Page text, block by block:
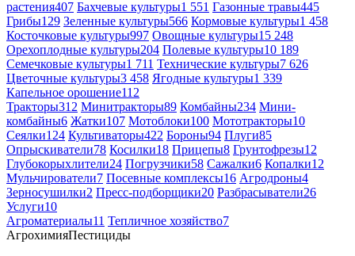
растения407 Бахчевые культуры1 551 Газонные травы445
Грибы129 Зеленные культуры566 Кормовые культуры1 458
Косточковые культуры997 Овощные культуры15 248
Орехоплодные культуры204 Полевые культуры10 189
Семечковые культуры1 711 Технические культуры7 626
Цветочные культуры3 458 Ягодные культуры1 339
Капельное орошение112
Тракторы312 Минитракторы89 Комбайны234 Мини-
комбайны6 Жатки107 Мотоблоки100 Мототракторы10
Сеялки124 Культиваторы422 Бороны94 Плуги85
Опрыскиватели78 Косилки18 Прицепы8 Грунтофрезы12
Глубокорыхлители24 Погрузчики58 Сажалки6 Копалки12
Мульчирователи7 Посевные комплексы16 Агродроны4
Зерносушилки2 Пресс-подборщики20 Разбрасыватели26
Услуги10
Агроматериалы11 Тепличное хозяйство7
АгрохимияПестициды